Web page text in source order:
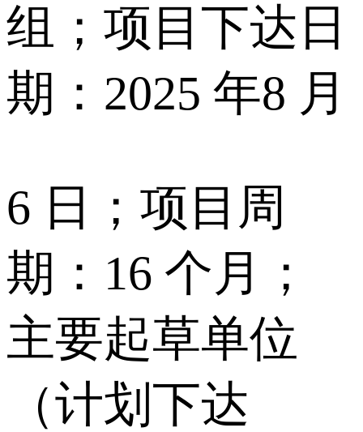
组；项目下达日
期：2025 年8 月
6 日；项目周
期：16 个月；
主要起草单位
（计划下达